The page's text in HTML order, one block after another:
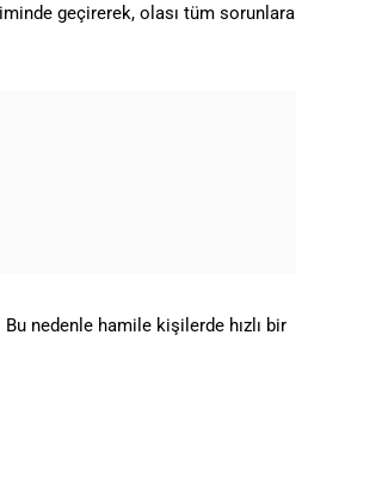
geçirerek, olası tüm sorunlara
nedenle hamile kişilerde hızlı bir